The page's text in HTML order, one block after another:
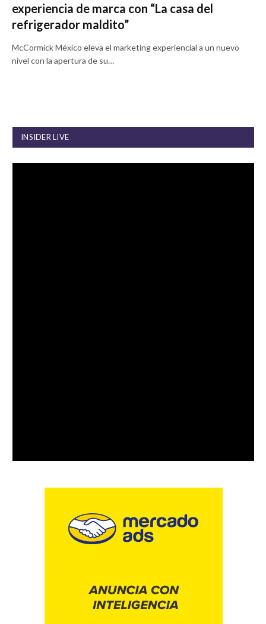
experiencia de marca con “La casa del
refrigerador maldito”
McCormick México eleva el marketing experiencial a un nuevo
nivel con la apertura de su…
INSIDER LIVE